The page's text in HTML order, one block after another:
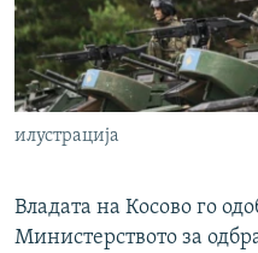
илустрација
Владата на Косово го
Министерството за